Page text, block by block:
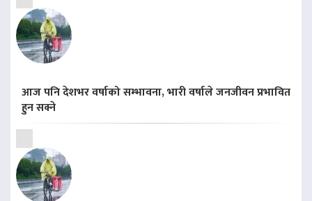
आज पनि देशभर वर्षाको सम्भावना, भारी वर्षाले जनजीवन प्रभावित
हुन सक्ने